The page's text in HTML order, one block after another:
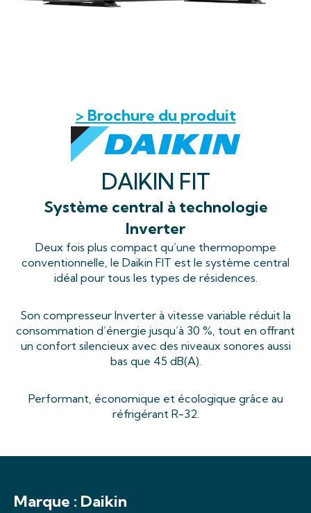
> Brochure du produit
DAIKIN FIT
Système central à technologie
Inverter
Deux fois plus compact qu’une thermopompe
conventionnelle, le Daikin FIT est le système central
idéal pour tous les types de résidences.
Son compresseur Inverter à vitesse variable réduit la
consommation d’énergie jusqu’à 30 %, tout en offrant
un confort silencieux avec des niveaux sonores aussi
bas que 45 dB(A).
Performant, économique et écologique grâce au
réfrigérant R-32.
Marque : Daikin